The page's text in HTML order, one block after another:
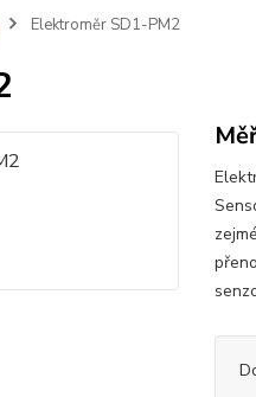
Elektroměr SD1-PM2